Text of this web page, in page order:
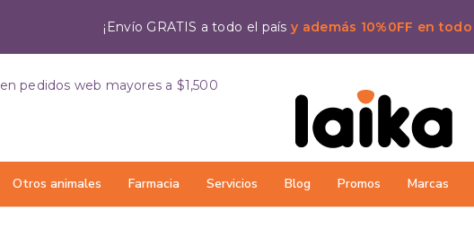
¡Envío GRATIS a todo el paísy además 10%0FF en
Otros animales Farmacia Servicios Blog Promos Marcas
en pedidos web mayores a $1,500